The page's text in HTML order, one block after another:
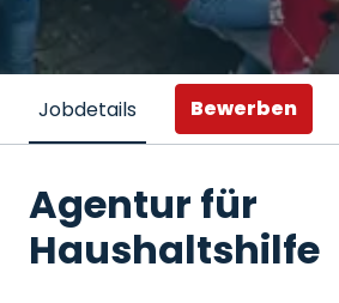
Jobdetails Bewerben
Agentur für
Haushaltshilfe